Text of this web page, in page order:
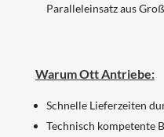
Paralleleinsatz aus
Warum Ott Antriebe:
Schnelle Lieferzeiten
Technisch kompetente